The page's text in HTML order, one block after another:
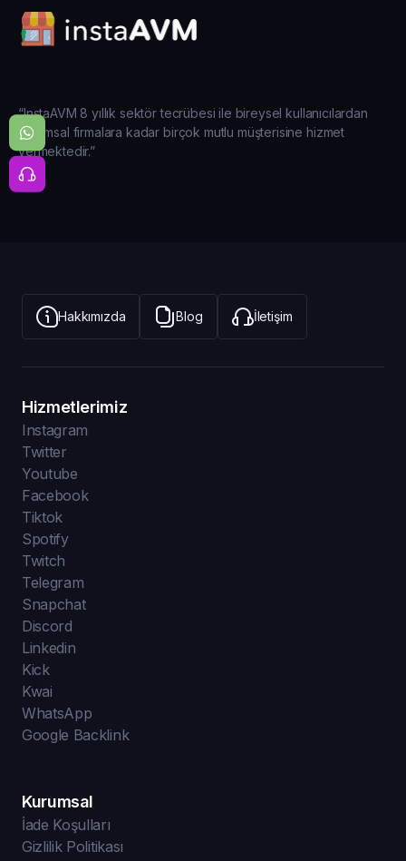
“InstaAVM 8 yıllık sektör tecrübesi ile bireysel kullanıcılardan
kurumsal firmalara kadar birçok mutlu müşterisine hizmet
vermektedir.”
Hakkımızda Blog İletişim
Hizmetlerimiz
Instagram
Twitter
Youtube
Facebook
Tiktok
Spotify
Twitch
Telegram
Snapchat
Discord
Linkedin
Kick
Kwai
WhatsApp
Google Backlink
Kurumsal
İade Koşulları
Gizlilik Politikası